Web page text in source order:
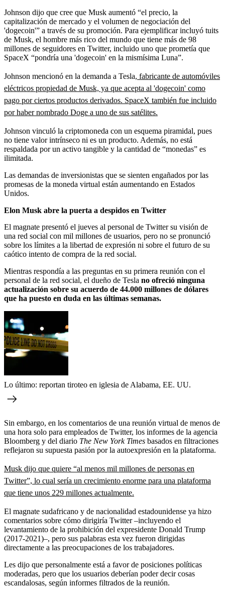
Johnson dijo que cree que Musk aumentó “el precio, la
capitalización de mercado y el volumen de negociación del
'dogecoin'” a través de su promoción. Para ejemplificar incluyó tuits
de Musk, el hombre más rico del mundo que tiene más de 98
millones de seguidores en Twitter, incluido uno que prometía que
SpaceX “pondría una 'dogecoin' en la mismísima Luna”.
Johnson mencionó en la demanda a Tesla, fabricante de automóviles
eléctricos propiedad de Musk, ya que acepta al 'dogecoin' como
pago por ciertos productos derivados. SpaceX también fue incluido
por haber nombrado Doge a uno de sus satélites.
Johnson vinculó la criptomoneda con un esquema piramidal, pues
no tiene valor intrínseco ni es un producto. Además, no está
respaldada por un activo tangible y la cantidad de “monedas” es
ilimitada.
Las demandas de inversionistas que se sienten engañados por las
promesas de la moneda virtual están aumentando en Estados
Unidos.
Elon Musk abre la puerta a despidos en Twitter
El magnate presentó el jueves al personal de Twitter su visión de
una red social con mil millones de usuarios, pero no se pronunció
sobre los límites a la libertad de expresión ni sobre el futuro de su
caótico intento de compra de la red social.
Mientras respondía a las preguntas en su primera reunión con el
personal de la red social, el dueño de Tesla no ofreció ninguna
actualización sobre su acuerdo de 44.000 millones de dólares
que ha puesto en duda en las últimas semanas.
Lo último: reportan tiroteo en iglesia de Alabama, EE. UU.
Sin embargo, en los comentarios de una reunión virtual de menos de
una hora solo para empleados de Twitter, los informes de la agencia
Bloomberg y del diario The New York Times basados en filtraciones
reflejaron su supuesta pasión por la autoexpresión en la plataforma.
Musk dijo que quiere “al menos mil millones de personas en
Twitter”, lo cual sería un crecimiento enorme para una plataforma
que tiene unos 229 millones actualmente.
El magnate sudafricano y de nacionalidad estadounidense ya hizo
comentarios sobre cómo dirigiría Twitter –incluyendo el
levantamiento de la prohibición del expresidente Donald Trump
(2017-2021)–, pero sus palabras esta vez fueron dirigidas
directamente a las preocupaciones de los trabajadores.
Les dijo que personalmente está a favor de posiciones políticas
moderadas, pero que los usuarios deberían poder decir cosas
escandalosas, según informes filtrados de la reunión.